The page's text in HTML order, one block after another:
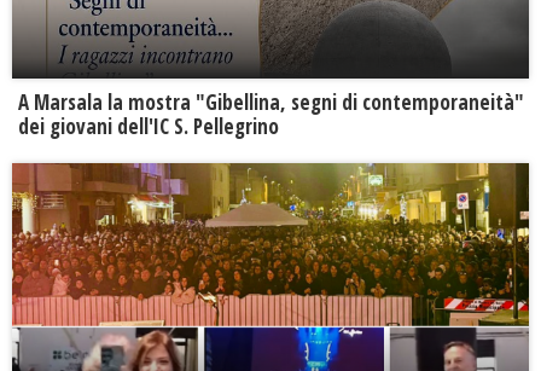
A Marsala la mostra "Gibellina, segni di contemporaneità"
dei giovani dell'IC S. Pellegrino